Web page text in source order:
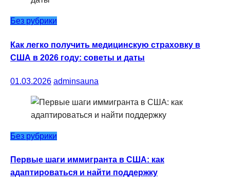
Без рубрики
Как легко получить медицинскую страховку в
США в 2026 году: советы и даты
01.03.2026 adminsauna
Без рубрики
Первые шаги иммигранта в США: как
адаптироваться и найти поддержку